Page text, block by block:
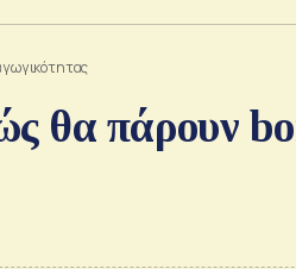
θα πάρουν